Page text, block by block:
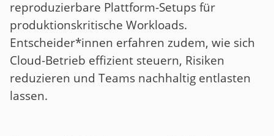
reproduzierbare Plattform-Setups für
produktionskritische Workloads.
Entscheider*innen erfahren zudem, wie sich
Cloud-Betrieb effizient steuern, Risiken
reduzieren und Teams nachhaltig entlasten
lassen.